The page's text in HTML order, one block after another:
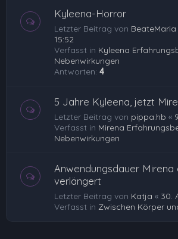
Kyleena-Horror
Letzter Beitrag von BeateMaria
15:52
Verfasst in Kyleena
Nebenwirkungen
Antworten: 4
5 Jahre Kyleena, jetzt
Letzter Beitrag von pippa.hb «
Verfasst in Mirena
Nebenwirkungen
Anwendungsdauer Mirena
verlängert
Letzter Beitrag von Katja « 30.
Verfasst in Zwischen Körper